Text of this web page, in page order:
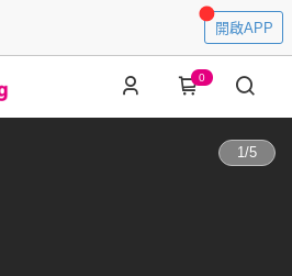
開啟APP
0
1/5